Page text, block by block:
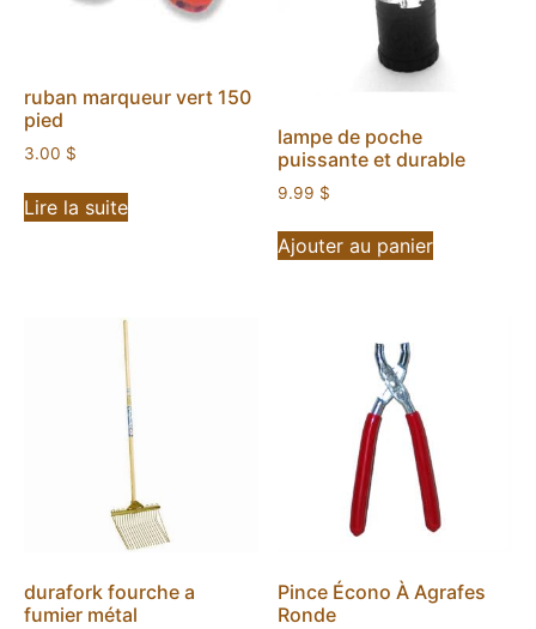
ruban marqueur vert 150
pied
3.00 $
Lire la suite
lampe de poche
puissante et durable
9.99 $
Ajouter au panier
durafork fourche a
fumier métal
Pince Écono À Agrafes
Ronde